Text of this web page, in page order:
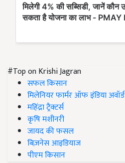
#Top on Krishi Jagran
सफल किसान
मिलेनियर फार्मर ऑफ इंडिया अवॉर्ड
महिंद्रा ट्रैक्टर्स
कृषि मशीनरी
जायद की फसल
बिज़नेस आइडियाज
पीएम किसान